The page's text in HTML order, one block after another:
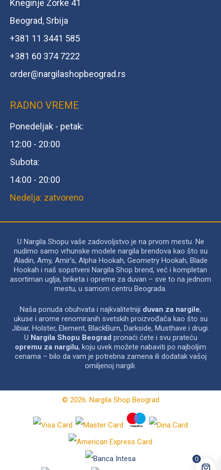
Kneginje Zorke 41
Beograd, Srbija
+381 11 3441 585
+381 60 374 7222
order@nargilashopbeograd.rs
RADNO VREME
Ponedeljak - petak:
12:00 - 20:00
Subota:
14:00 - 20:00
Nedelja: zatvoreno
U Nargila Shopu vaše zadovoljstvo je na prvom mestu. Ne
nudimo samo vrhunske modele nargila brendova kao što su
Aladin, Amy, Amir’s, Alpha Hookah, Geometry Hookah, Blade
Hookah i naš sopstveni Nargila Shop brend, već i kompletan
asortiman uglja, briketa i opreme za duvan – sve to na jednom
mestu, u samom centru Beograda.
Naša ponuda obuhvata i najkvalitetniji duvan za nargile,
ukuse i arome renomiranih svetskih proizvođača kao što su
Jibiar, Holster, Element, BlackBurn, Darkside, Musthave i drugi.
U Nargila Shopu Beograd pronaći ćete i svu prateću
opremu za nargilu, koju uvek možete nabaviti po najboljim
cenama – bilo da vam je potrebna zamena ili dodatak vašoj
omiljenoj nargili.
© 2026. Nargila Shop Beograd
0